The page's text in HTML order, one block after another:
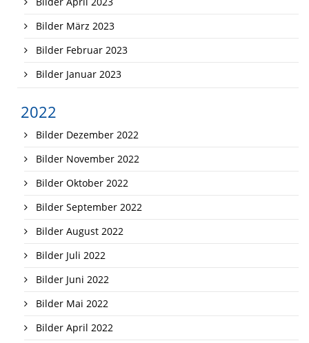
Bilder März 2023
Bilder Februar 2023
Bilder Januar 2023
2022
Bilder Dezember 2022
Bilder November 2022
Bilder Oktober 2022
Bilder September 2022
Bilder August 2022
Bilder Juli 2022
Bilder Juni 2022
Bilder Mai 2022
Bilder April 2022